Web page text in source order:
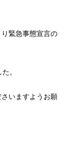
緊急事態宣言の
。
いますようお願